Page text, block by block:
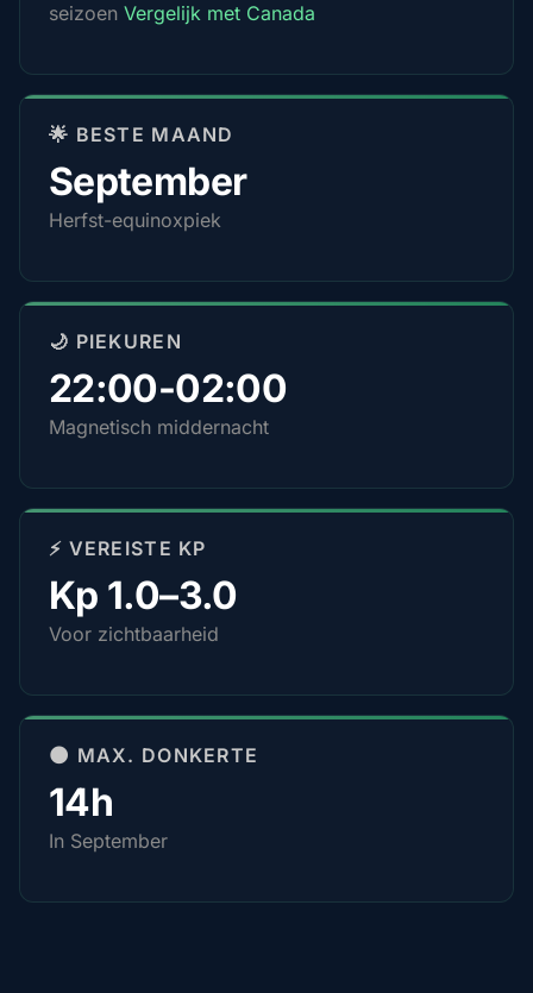
seizoen Vergelijk met Canada
🌟 BESTE MAAND
September
Herfst-equinoxpiek
🌙 PIEKUREN
22:00-02:00
Magnetisch middernacht
⚡ VEREISTE KP
Kp 1.0–3.0
Voor zichtbaarheid
🌑 MAX. DONKERTE
14h
In September